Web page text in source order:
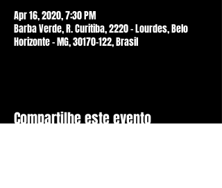
Apr 16, 2020, 7:30 PM
Barba Verde, R. Curitiba, 2220 - Lourdes, Belo
Horizonte - MG, 30170-122, Brasil
Compartilhe este evento